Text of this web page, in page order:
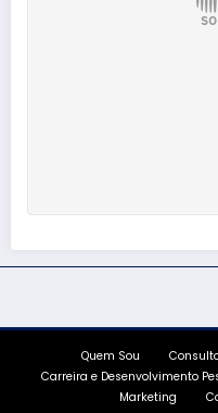
Quem Sou
Carreira e Desenvolvimento
Marketing